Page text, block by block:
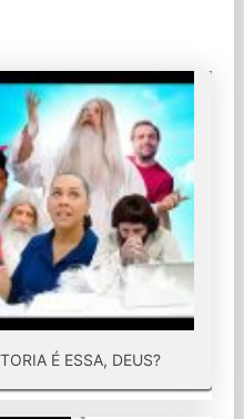
É ESSA, DEUS?